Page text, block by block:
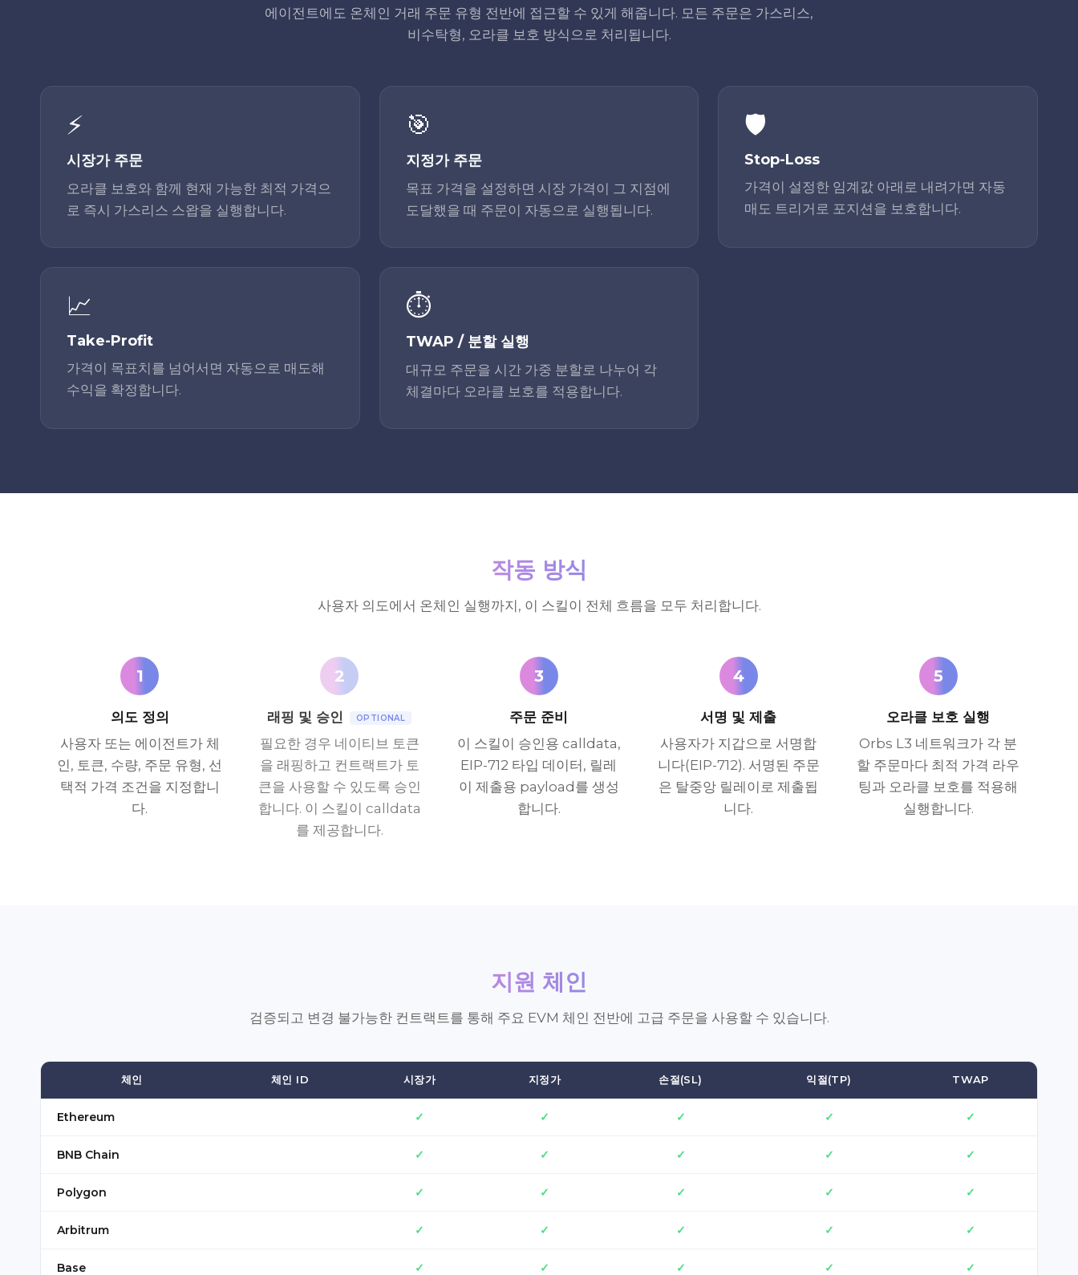
에이전트에도 온체인 거래 주문 유형 전반에 접근할 수 있게 해줍니다. 모든 주문은 가스리스,
비수탁형, 오라클 보호 방식으로 처리됩니다.
⚡
시장가 주문
오라클 보호와 함께 현재 가능한 최적 가격으
로 즉시 가스리스 스왑을 실행합니다.
🎯
지정가 주문
목표 가격을 설정하면 시장 가격이 그 지점에
도달했을 때 주문이 자동으로 실행됩니다.
🛡️
Stop-Loss
가격이 설정한 임계값 아래로 내려가면 자동
매도 트리거로 포지션을 보호합니다.
📈
Take-Profit
가격이 목표치를 넘어서면 자동으로 매도해
수익을 확정합니다.
⏱️
TWAP / 분할 실행
대규모 주문을 시간 가중 분할로 나누어 각
체결마다 오라클 보호를 적용합니다.
작동 방식
사용자 의도에서 온체인 실행까지, 이 스킬이 전체 흐름을 모두 처리합니다.
1
의도 정의
사용자 또는 에이전트가 체
인, 토큰, 수량, 주문 유형, 선
택적 가격 조건을 지정합니
다.
2
래핑 및 승인 OPTIONAL
필요한 경우 네이티브 토큰
을 래핑하고 컨트랙트가 토
큰을 사용할 수 있도록 승인
합니다. 이 스킬이 calldata
를 제공합니다.
3
주문 준비
이 스킬이 승인용 calldata,
EIP-712 타입 데이터, 릴레
이 제출용 payload를 생성
합니다.
4
서명 및 제출
사용자가 지갑으로 서명합
니다(EIP-712). 서명된 주문
은 탈중앙 릴레이로 제출됩
니다.
5
오라클 보호 실행
Orbs L3 네트워크가 각 분
할 주문마다 최적 가격 라우
팅과 오라클 보호를 적용해
실행합니다.
지원 체인
검증되고 변경 불가능한 컨트랙트를 통해 주요 EVM 체인 전반에 고급 주문을 사용할 수 있습니다.
체인 체인 ID 시장가 지정가 손절(SL) 익절(TP) TWAP
Ethereum ✓ ✓ ✓ ✓ ✓
BNB Chain ✓ ✓ ✓ ✓ ✓
Polygon ✓ ✓ ✓ ✓ ✓
Arbitrum ✓ ✓ ✓ ✓ ✓
Base ✓ ✓ ✓ ✓ ✓